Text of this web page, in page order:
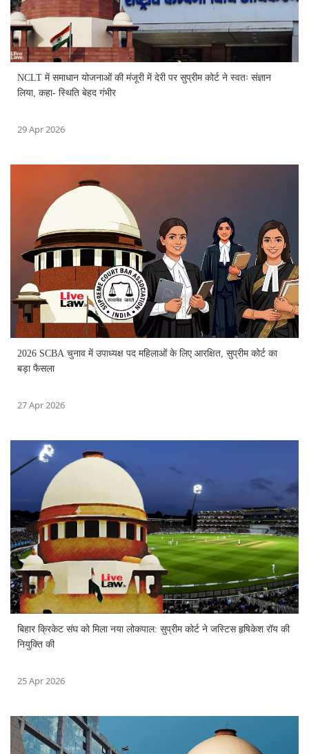
NCLT में समाधान योजनाओं की मंजूरी में देरी पर सुप्रीम कोर्ट ने स्वतः संज्ञान
लिया, कहा- स्थिति बेहद गंभीर
29 Apr 2026
2026 SCBA चुनाव में उपाध्यक्ष पद महिलाओं के लिए आरक्षित, सुप्रीम कोर्ट का
बड़ा फैसला
27 Apr 2026
बिहार क्रिकेट संघ को मिला नया लोकपाल: सुप्रीम कोर्ट ने जस्टिस हृषिकेश रॉय की
नियुक्ति की
25 Apr 2026